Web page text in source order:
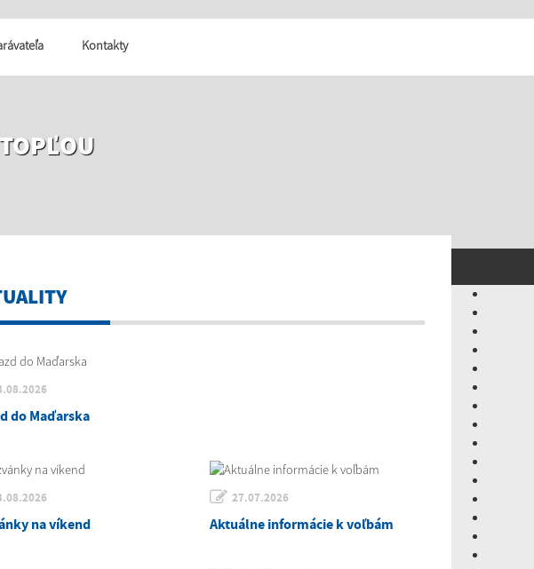
Kontakty
do Maďarska
na víkend
27.07.2026
Aktuálne informácie k voľbám